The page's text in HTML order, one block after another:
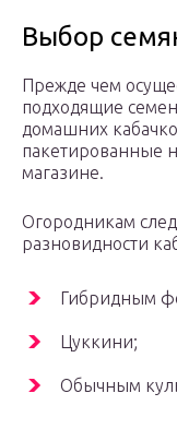
Выбор
Прежде чем
подходящие
домашних
пакетированные
магазине.
Огородникам
разновидности
Гибридным
Цуккини;
Обычным